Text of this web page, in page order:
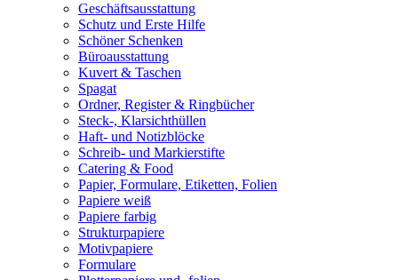
Geschäftsausstattung
Schutz und Erste Hilfe
Schöner Schenken
Büroausstattung
Kuvert & Taschen
Spagat
Ordner, Register & Ringbücher
Steck-, Klarsichthüllen
Haft- und Notizblöcke
Schreib- und Markierstifte
Catering & Food
Papier, Formulare, Etiketten, Folien
Papiere weiß
Papiere farbig
Strukturpapiere
Motivpapiere
Formulare